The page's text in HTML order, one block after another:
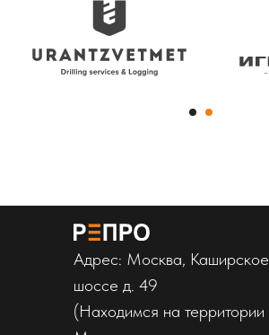
Адрес: Москва, Каширское
шоссе д. 49
(Находимся на территории